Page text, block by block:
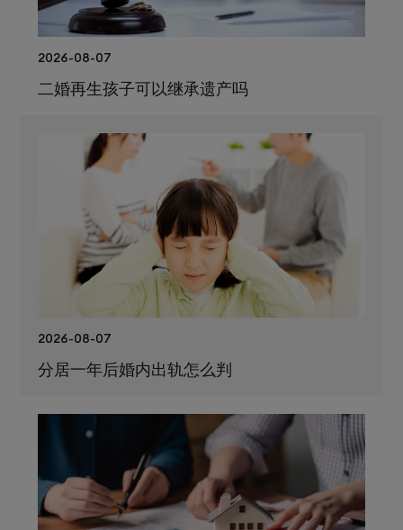
2026-08-07
二婚再生孩子可以继承遗产吗
2026-08-07
分居一年后婚内出轨怎么判